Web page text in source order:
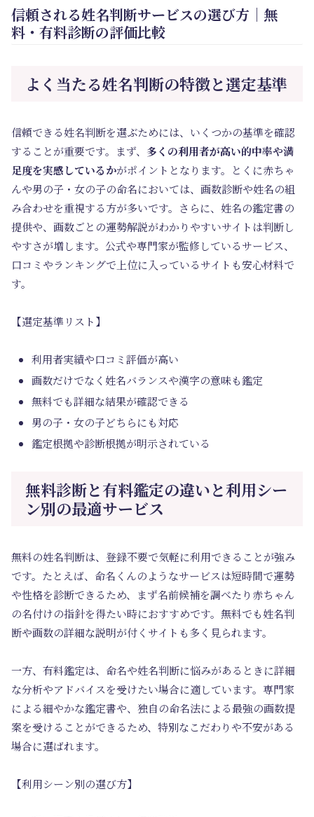
信頼される姓名判断サービスの選び方｜無
料・有料診断の評価比較
よく当たる姓名判断の特徴と選定基準
信頼できる姓名判断を選ぶためには、いくつかの基準を確認
することが重要です。まず、 多くの利用者が高い的中率や満
足度を実感しているかがポイントとなります。とくに赤ちゃ
んや男の子・女の子の命名においては、画数診断や姓名の組
み合わせを重視する方が多いです。さらに、姓名の鑑定書の
提供や、画数ごとの運勢解説がわかりやすいサイトは判断し
やすさが増します。公式や専門家が監修しているサービス、
口コミやランキングで上位に入っているサイトも安心材料で
す。
【選定基準リスト】
利用者実績や口コミ評価が高い
画数だけでなく姓名バランスや漢字の意味も鑑定
無料でも詳細な結果が確認できる
男の子・女の子どちらにも対応
鑑定根拠や診断根拠が明示されている
無料診断と有料鑑定の違いと利用シー
ン別の最適サービス
無料の姓名判断は、登録不要で気軽に利用できることが強み
です。たとえば、命名くんのようなサービスは短時間で運勢
や性格を診断できるため、まず名前候補を調べたり赤ちゃん
の名付けの指針を得たい時におすすめです。無料でも姓名判
断や画数の詳細な説明が付くサイトも多く見られます。
一方、有料鑑定は、命名や姓名判断に悩みがあるときに詳細
な分析やアドバイスを受けたい場合に適しています。専門家
による細やかな鑑定書や、独自の命名法による最強の画数提
案を受けることができるため、特別なこだわりや不安がある
場合に選ばれます。
【利用シーン別の選び方】